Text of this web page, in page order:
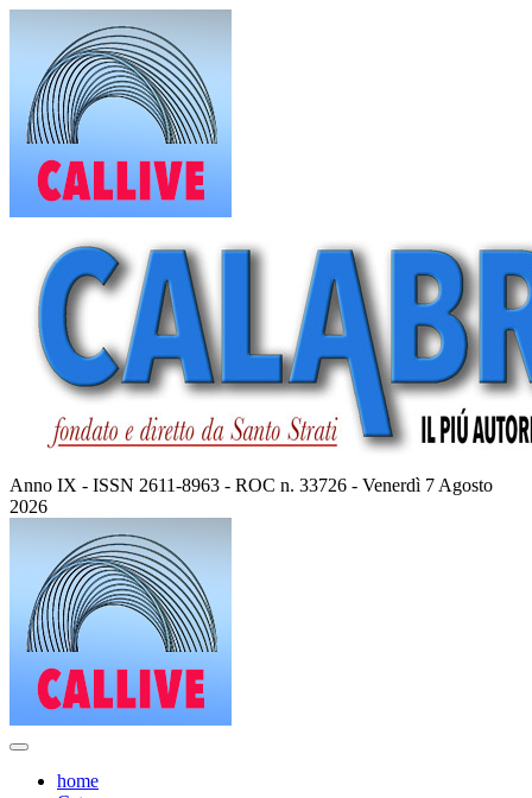
contenuto
Anno IX - ISSN 2611-8963 - ROC n. 33726 - Venerdì 7 Agosto
2026
home